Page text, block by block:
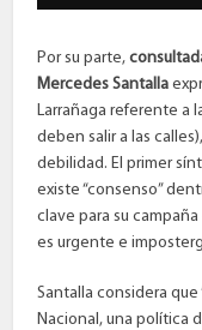
Por su parte,
Mercedes Santalla
Larrañaga referente a
deben salir a las
debilidad. El primer
existe “consenso”
clave para su
es urgente e
Santalla considera
Nacional, una política